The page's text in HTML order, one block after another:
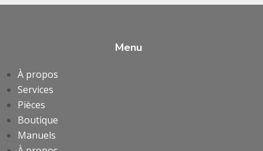
Menu
À propos
Services
Pièces
Boutique
Manuels